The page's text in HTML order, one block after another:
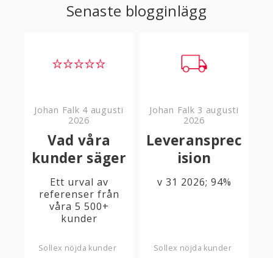
o I
Senaste blogginlägg
Johan Falk 4 augusti
2026
Vad våra
kunder säger
Ett urval av
referenser från
våra 5 500+
kunder
Sollex nöjda kunder
Johan Falk 3 augusti
2026
Leveransprec
ision
v 31 2026; 94%
Sollex nöjda kunder